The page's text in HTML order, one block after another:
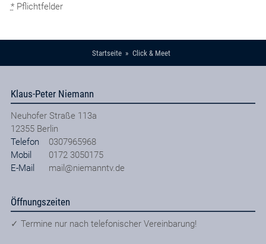
*Pflichtfelder
Startseite Click & Meet
Klaus-Peter Niemann
Neuhofer Straße 113a
12355 Berlin
Telefon
0307965968
Mobil
0172 3050175
E-Mail
mail@niemanntv.de
Öffnungszeiten
✓ Termine nur nach telefonischer Vereinbarung!